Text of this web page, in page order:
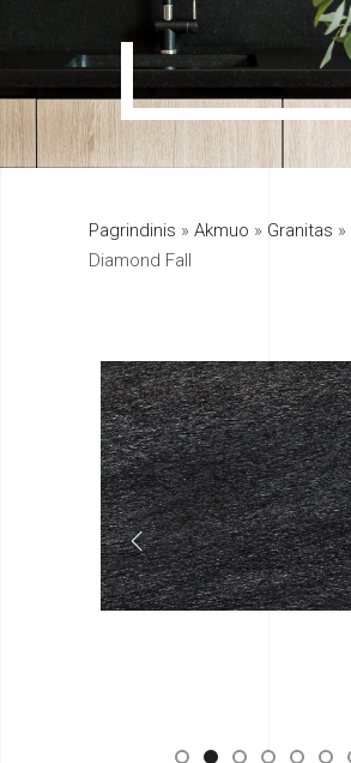
895
Pagrindinis » Akmuo » Granitas »
Diamond Fall